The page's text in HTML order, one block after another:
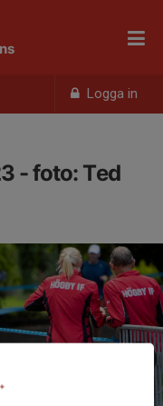
Logga in
- foto: Ted